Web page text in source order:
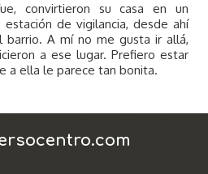
convirtieron su casa en un
de vigilancia, desde ahí
A mí no me gusta ir allá,
a ese lugar. Prefiero estar
a ella le parece tan bonita.